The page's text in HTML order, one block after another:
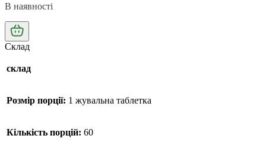
В наявності
Склад
склад
Розмір порції: 1 жувальна таблетка
Кількість порцій: 60